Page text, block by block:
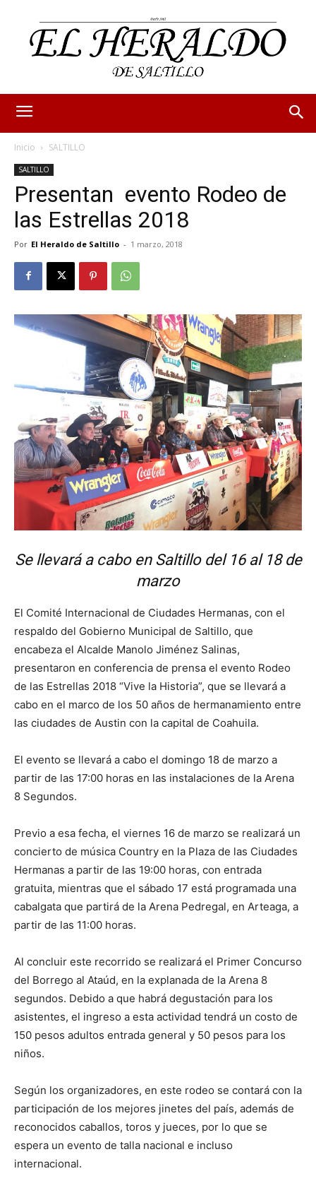
Inicio SALTILLO
SALTILLO
Presentan evento Rodeo de
las Estrellas 2018
Por El Heraldo de Saltillo - 1 marzo, 2018
Se llevará a cabo en Saltillo del 16 al 18 de
marzo
El Comité Internacional de Ciudades Hermanas, con el
respaldo del Gobierno Municipal de Saltillo, que
encabeza el Alcalde Manolo Jiménez Salinas,
presentaron en conferencia de prensa el evento Rodeo
de las Estrellas 2018 “Vive la Historia”, que se llevará a
cabo en el marco de los 50 años de hermanamiento entre
las ciudades de Austin con la capital de Coahuila.
El evento se llevará a cabo el domingo 18 de marzo a
partir de las 17:00 horas en las instalaciones de la Arena
8 Segundos.
Previo a esa fecha, el viernes 16 de marzo se realizará un
concierto de música Country en la Plaza de las Ciudades
Hermanas a partir de las 19:00 horas, con entrada
gratuita, mientras que el sábado 17 está programada una
cabalgata que partirá de la Arena Pedregal, en Arteaga, a
partir de las 11:00 horas.
Al concluir este recorrido se realizará el Primer Concurso
del Borrego al Ataúd, en la explanada de la Arena 8
segundos. Debido a que habrá degustación para los
asistentes, el ingreso a esta actividad tendrá un costo de
150 pesos adultos entrada general y 50 pesos para los
niños.
Según los organizadores, en este rodeo se contará con la
participación de los mejores jinetes del país, además de
reconocidos caballos, toros y jueces, por lo que se
espera un evento de talla nacional e incluso
internacional.